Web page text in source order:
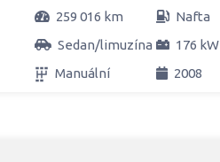
259 016 km
Nafta
Sedan/limuzína
176 kW
Manuální
2008